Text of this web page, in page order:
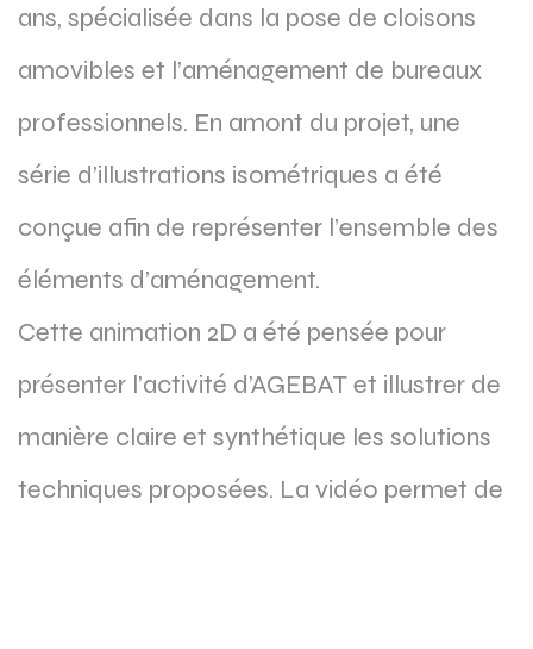
ans, spécialisée dans la pose de cloisons
amovibles et l’aménagement de bureaux
professionnels. En amont du projet, une
série d’illustrations isométriques a été
conçue afin de représenter l’ensemble des
éléments d’aménagement.
Cette animation 2D a été pensée pour
présenter l’activité d’AGEBAT et illustrer de
manière claire et synthétique les solutions
techniques proposées. La vidéo permet de